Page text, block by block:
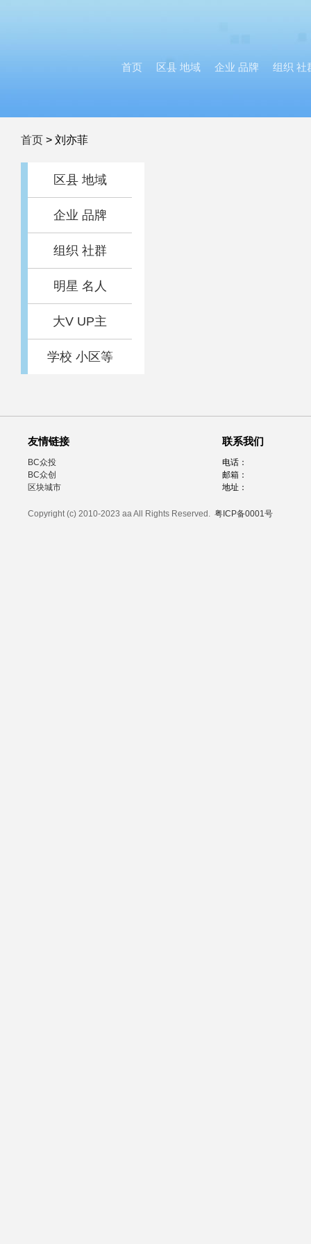
首页 区县 地域 企业 品牌 组织 社
首页 > 刘亦菲
区县 地域
企业 品牌
组织 社群
明星 名人
大V UP主
学校 小区等
友情链接
BC众投
BC众创
区块城市
联系我们
电话：
邮箱：
地址：
Copyright (c) 2010-2023 aa All Rights Reserved. 粤ICP备0001号